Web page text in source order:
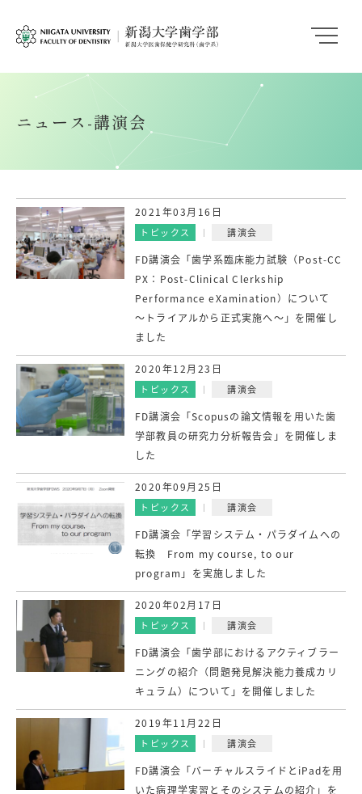
ニュース-講演会
2021年03月16日
トピックス 講演会
FD講演会「歯学系臨床能力試験（Post-CC
PX：Post-Clinical Clerkship
Performance eXamination）について
～トライアルから正式実施へ～」を開催し
ました
2020年12月23日
トピックス 講演会
FD講演会「Scopusの論文情報を用いた歯
学部教員の研究力分析報告会」を開催しま
した
2020年09月25日
トピックス 講演会
FD講演会「学習システム・パラダイムへの
転換 From my course, to our
program」を実施しました
2020年02月17日
トピックス 講演会
FD講演会「歯学部におけるアクティブラー
ニングの紹介（問題発見解決能力養成カリ
キュラム）について」を開催しました
2019年11月22日
トピックス 講演会
FD講演会「バーチャルスライドとiPadを用
いた病理学実習とそのシステムの紹介」を